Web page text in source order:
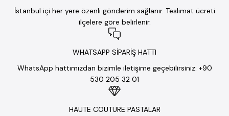
İstanbul içi her yere özenli gönderim sağlanır. Teslimat ücreti
ilçelere göre belirlenir.
WHATSAPP SİPARİŞ HATTI
WhatsApp hattımızdan bizimle iletişime geçebilirsiniz: +90
530 205 32 01
HAUTE COUTURE PASTALAR